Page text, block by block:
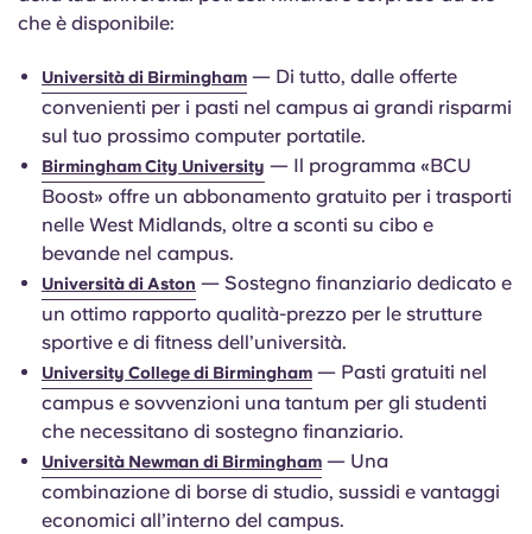
che è disponibile:
Università di Birmingham — Di tutto, dalle offerte
convenienti per i pasti nel campus ai grandi risparmi
sul tuo prossimo computer portatile.
Birmingham City University — Il programma «BCU
Boost» offre un abbonamento gratuito per i trasporti
nelle West Midlands, oltre a sconti su cibo e
bevande nel campus.
Università di Aston — Sostegno finanziario dedicato e
un ottimo rapporto qualità-prezzo per le strutture
sportive e di fitness dell’università.
University College di Birmingham — Pasti gratuiti nel
campus e sovvenzioni una tantum per gli studenti
che necessitano di sostegno finanziario.
Università Newman di Birmingham — Una
combinazione di borse di studio, sussidi e vantaggi
economici all’interno del campus.